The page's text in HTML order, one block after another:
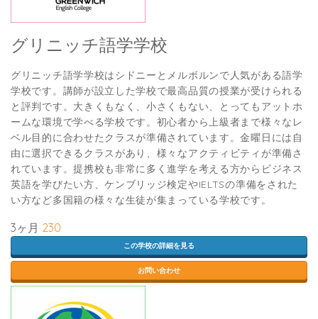
グリニッチ語学学校
グリニッチ語学学校はシドニーとメルボルンで人気がある語学
学校です。講師が設立した学校で最高品質の授業が受けられる
と評判です。大きくもなく、小さくもない、とってもアットホ
ームな環境で学べる学校です。初心者から上級者まで様々なレ
ベル目的に合わせたクラスが準備されています。金曜日には自
由に選択できるクラスがあり、様々なアクティビティが準備さ
れています。提携校も非常に多く進学を考える方からビジネス
英語を学びたい方、ケンブリッジ検定やIELTSの準備をされた
い方など多国籍の様々な生徒が集まっている学校です。
3ヶ月 230
この学校の詳細を見る
お問い合わせ